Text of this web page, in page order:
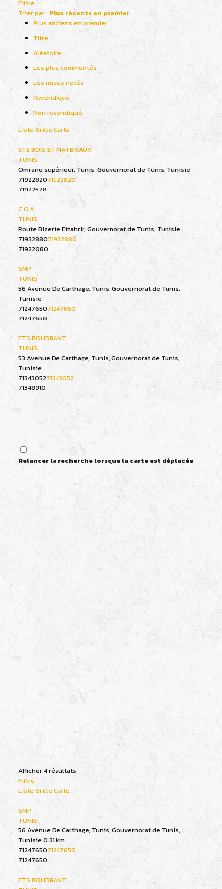
Filtre
Trier par : Plus récents en premier
Plus anciens en premier
Titre
Aléatoire
Les plus commentés
Les mieux notés
Revendiqué
Non revendiqué
ListeGrilleCarte
STE BOIS ET MATERIAUX
TUNIS
Omrane supérieur, Tunis, Gouvernorat de Tunis, Tunisie
7192282071922820
71922578
C G A
TUNIS
Route Bizerte Ettahrir, Gouvernorat de Tunis, Tunisie
7193288071932880
71922080
SMP
TUNIS
56 Avenue De Carthage, Tunis, Gouvernorat de Tunis,
Tunisie
7124765071247650
71247650
ETS BOUDRANT
TUNIS
53 Avenue De Carthage, Tunis, Gouvernorat de Tunis,
Tunisie
7134305271343052
71348910
Relancer la recherche lorsque la carte est déplacée
Afficher 4 résultats
Filtre
ListeGrilleCarte
SMP
TUNIS
56 Avenue De Carthage, Tunis, Gouvernorat de Tunis,
Tunisie0.31 km
7124765071247650
71247650
ETS BOUDRANT